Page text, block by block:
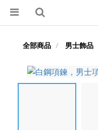
全部商品 男士飾品